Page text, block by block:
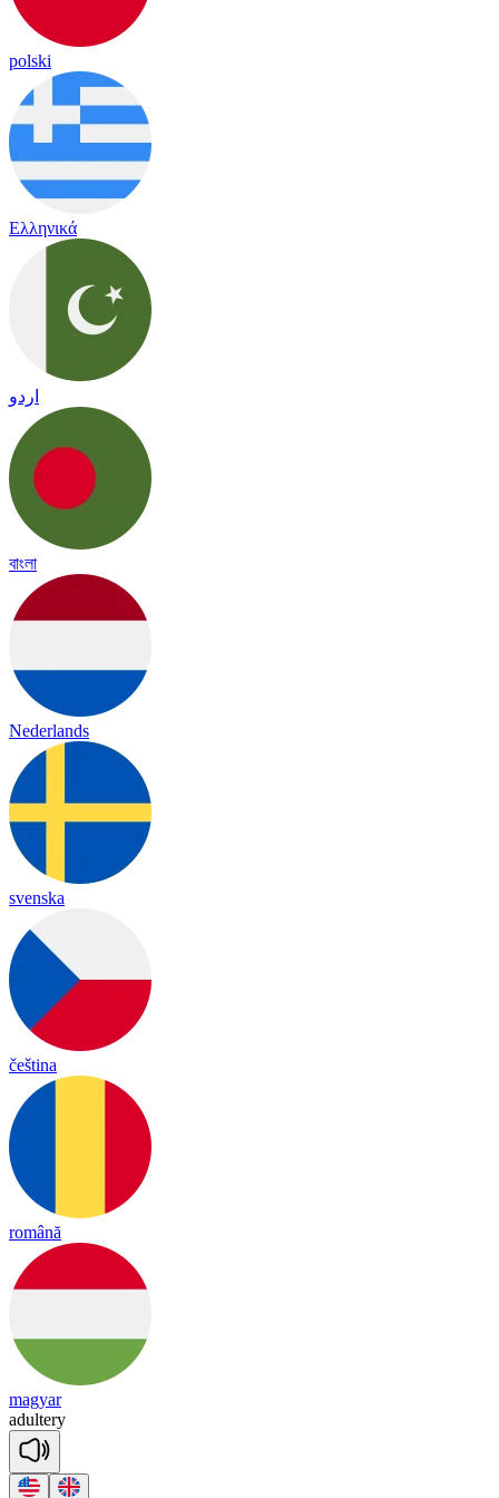
polski
Ελληνικά
اردو
বাংলা
Nederlands
svenska
čeština
română
magyar
adultery